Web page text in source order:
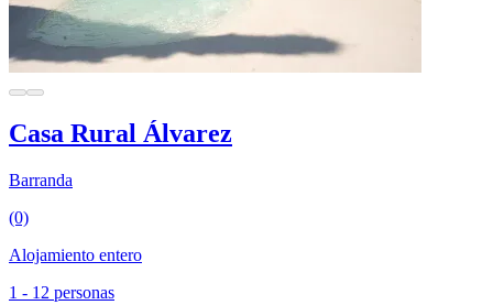
Casa Rural Álvarez
Barranda
(0)
Alojamiento entero
1 - 12 personas